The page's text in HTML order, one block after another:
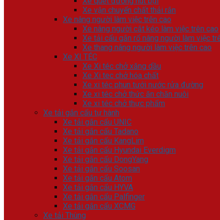
Xe vận chuyển chất thải rắn
Xe nâng người làm việc trên cao
Xe nâng người cắt kéo làm việc trên cao
Xe tải cẩu gắn rổ nâng người làm việc
Xe thang nâng người làm việc trên cao
Xe XI TÉC
Xe Xi téc chở xăng dầu
Xe Xi tec chở hóa chất
Xe xi téc phun tưới nước rửa đường
Xe xi téc chở thức ăn chăn nuôi
Xe xi téc chở thực phẩm
Xe tải gắn cẩu tự hành
Xe tải gắn cẩu UNIC
Xe tải gắn cẩu Tadano
Xe tải gắn cẩu KangLim
Xe tải gắn cẩu Hyundai Everdigm
Xe tải gắn cẩu DongYang
Xe tải gắn cẩu Soosan
Xe tải gắn cẩu Atom
Xe tải gắn cẩu HYVA
Xe tải gắn cẩu Palfinger
Xe tải gắn cẩu XCMG
Xe tải Thùng